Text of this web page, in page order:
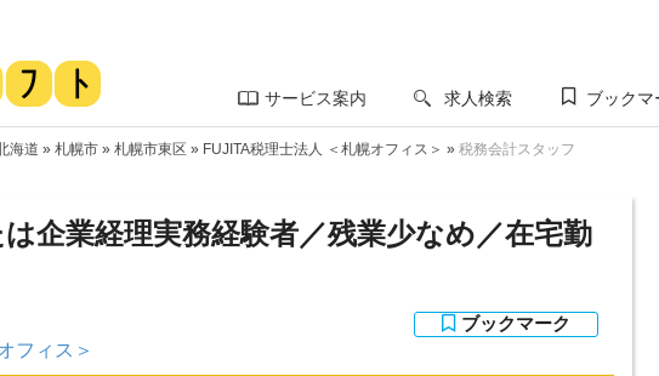
サービス案内 求人検索 ブックマ
海道 » 札幌市 » 札幌市東区 » FUJITA税理士法人 ＜札幌オフィス＞ » 税務会計スタッフ
企業経理実務経験者／残業少なめ／在宅勤
フィス＞